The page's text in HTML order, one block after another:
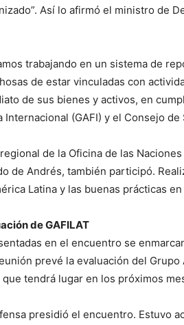
Así lo afirmó el ministro de
trabajando en un sistema de
de estar vinculadas con
de sus bienes y activos, en
Internacional (GAFI) y el Consejo de
de la Oficina de las
de Andrés, también participó.
Latina y las buenas prácticas
de GAFILAT
en el encuentro se
prevé la evaluación del
que tendrá lugar en los próximos
presidió el encuentro. Estuvo